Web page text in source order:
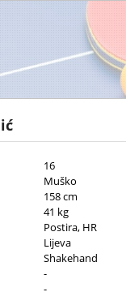
16
Muško
158 cm
41 kg
Postira, HR
Lijeva
Shakehand
-
-